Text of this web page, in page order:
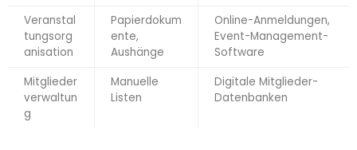
Veranstal
tungsorg
anisation
Papierdokum
ente,
Aushänge
Online-Anmeldungen,
Event-Management-
Software
Mitglieder
verwaltun
g
Manuelle
Listen
Digitale Mitglieder-
Datenbanken